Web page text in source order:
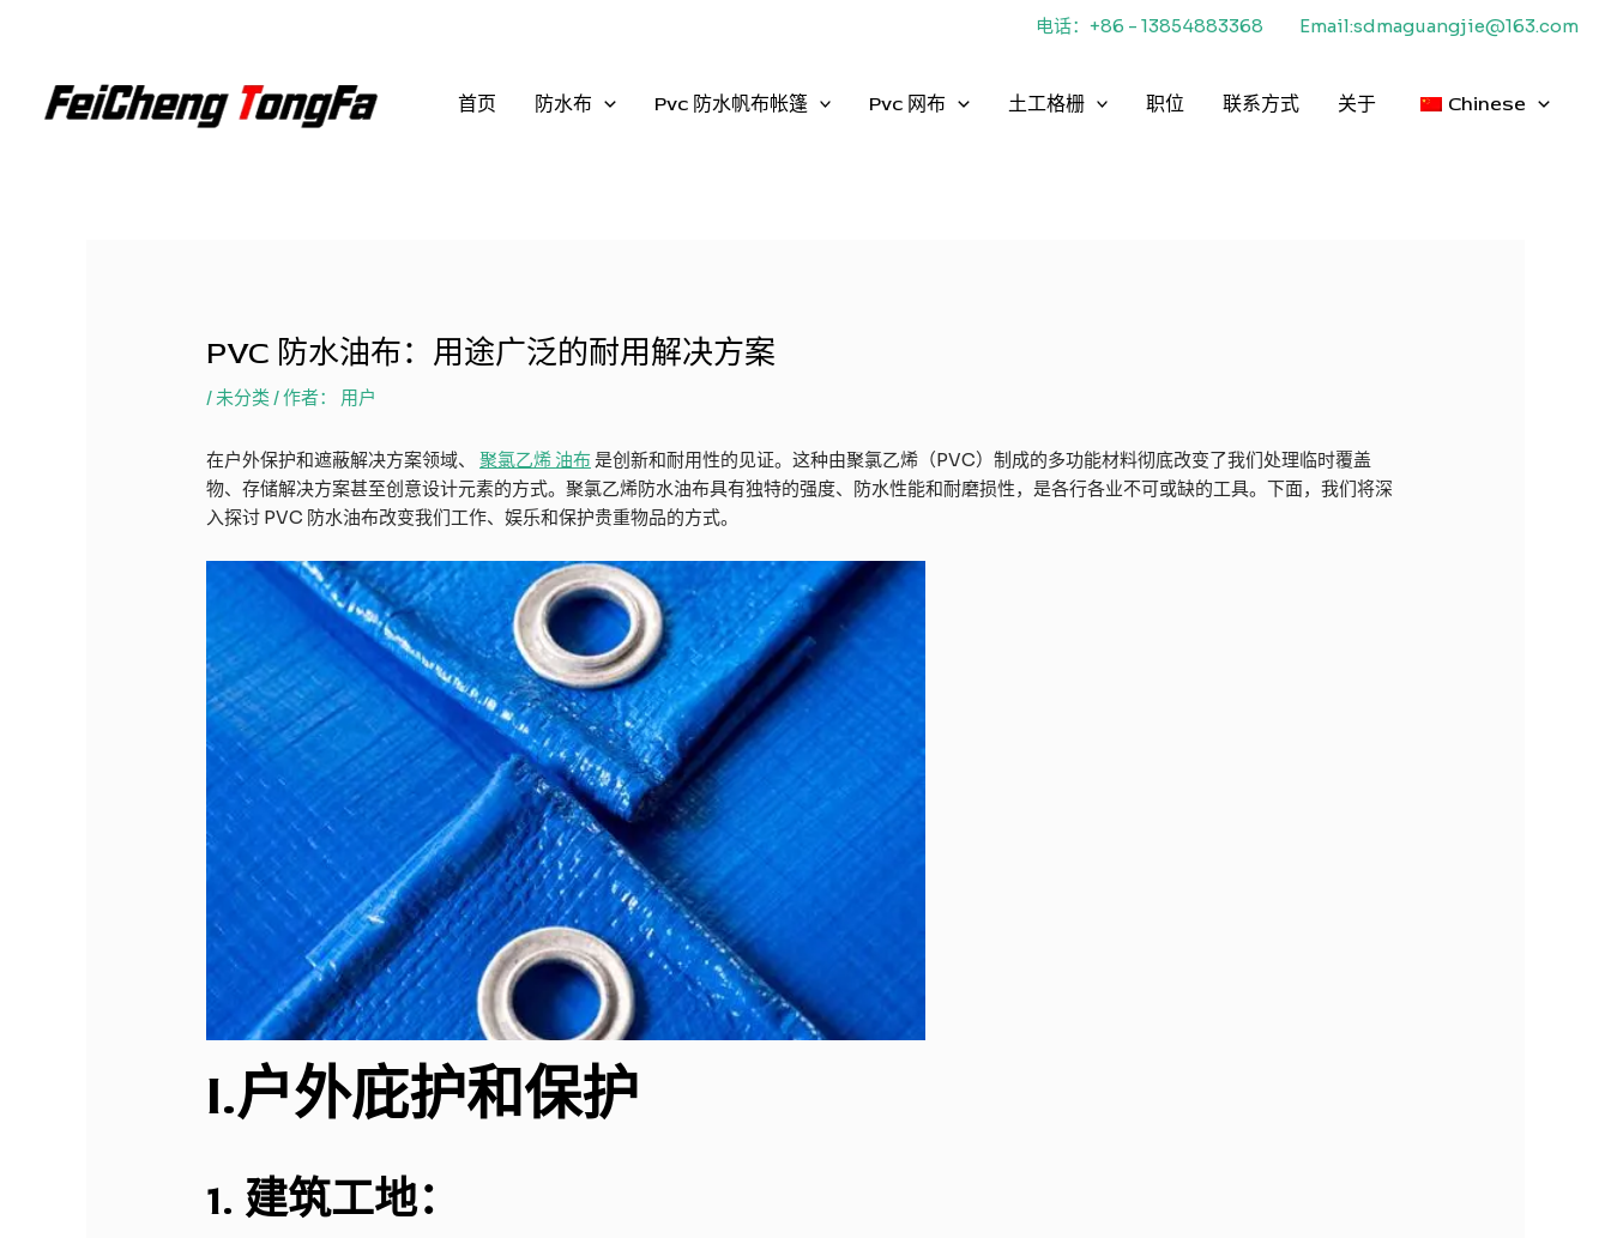
电话：+86 - 13854883368 Email:sdmaguangjie@163.com
首页 防水布 Pvc 防水帆布帐篷 Pvc 网布 土工格栅 职位 联系方式 关于 Chinese
PVC 防水油布：用途广泛的耐用解决方案
/ 未分类 / 作者： 用户
在户外保护和遮蔽解决方案领域、聚氯乙烯油布 是创新和耐用性的见证。这种由聚氯乙烯（PVC）制成的多功能材料彻底改变了我们处理临时覆盖
物、存储解决方案甚至创意设计元素的方式。聚氯乙烯防水油布具有独特的强度、防水性能和耐磨损性，是各行各业不可或缺的工具。下面，我们将深
入探讨 PVC 防水油布改变我们工作、娱乐和保护贵重物品的方式。
I.户外庇护和保护
1. 建筑工地：